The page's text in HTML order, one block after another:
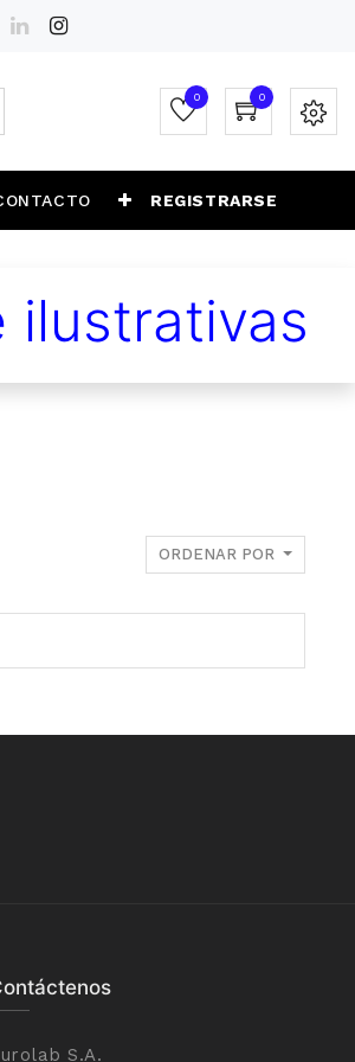
0 0
REGISTRARSE
ilustrativas
ORDENAR POR
S.A.